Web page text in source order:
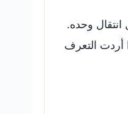
انتقال وحده.
أردت التعرف